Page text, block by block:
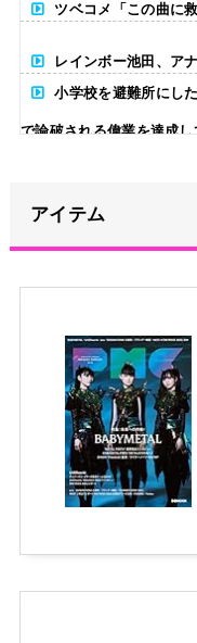
ツベコメ「この曲に
レインボー池田、ア
小学校を避難所にし
で論破される偉業を達成
青葉坂46、まもなく
日本独自企画・限定
JAPAN EDITION)」着弾
【BABYMETAL】
開封レビュー!
Powered by livedoor 相互
アイテム